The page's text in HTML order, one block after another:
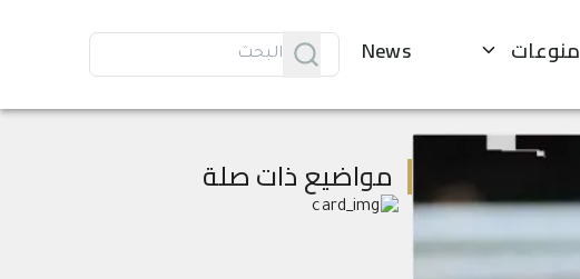
منوعات News
مواضيع ذات صلة